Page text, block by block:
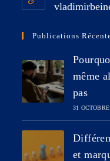
Publications
même
pas
31
et